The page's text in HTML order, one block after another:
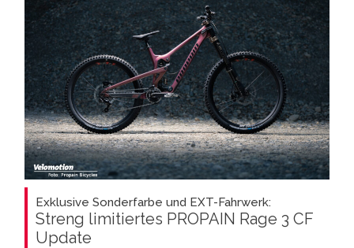
Exklusive Sonderfarbe und EXT-Fahrwerk:
Streng limitiertes PROPAIN Rage 3 CF
Update